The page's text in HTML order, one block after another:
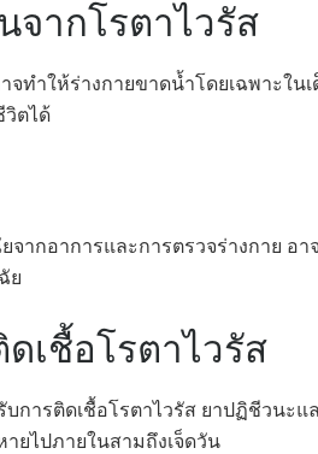
ากโรตาไวรัส
จทำให้ร่างกายขาดน้ำโดยเฉพาะใน
วิตได้
จากอาการและการตรวจร่างกาย อ
ย
เชื้อโรตาไวรัส
การติดเชื้อโรตาไวรัส ยาปฏิชีวนะแ
ยไปภายในสามถึงเจ็ดวัน